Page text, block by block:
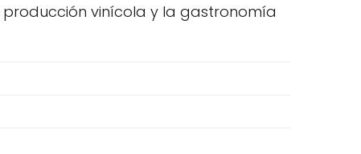
vinícola y la gastronomía